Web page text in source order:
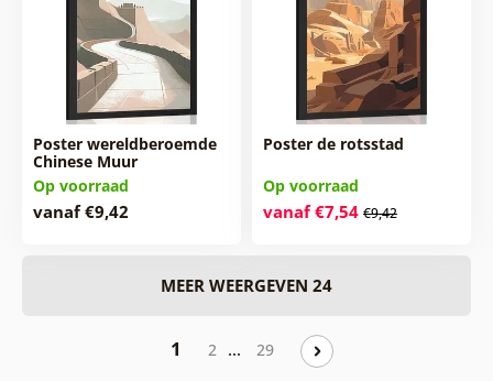
Poster wereldberoemde
Chinese Muur
Op voorraad
vanaf €9,42
Poster de rotsstad
Op voorraad
vanaf €7,54 €9,42
MEER WEERGEVEN 24
1 2 … 29